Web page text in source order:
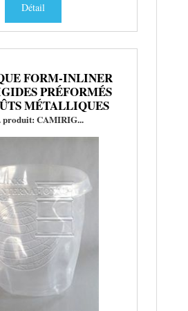
Détail
FORM-INLINER
PRÉFORMÉS
MÉTALLIQUES
produit: CAMIRIG...